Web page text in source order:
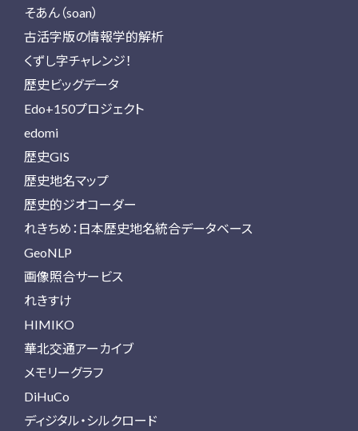
そあん（soan）
古活字版の情報学的解析
くずし字チャレンジ！
歴史ビッグデータ
Edo+150プロジェクト
edomi
歴史GIS
歴史地名マップ
歴史的ジオコーダー
れきちめ：日本歴史地名統合データベース
GeoNLP
画像照合サービス
れきすけ
HIMIKO
華北交通アーカイブ
メモリーグラフ
DiHuCo
ディジタル・シルクロード